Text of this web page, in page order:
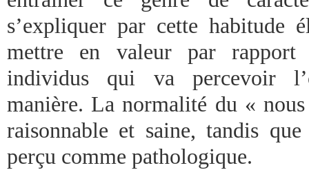
s’expliquer par cette habitude
mettre en valeur par rapport
individus qui va percevoir
manière. La normalité du «
raisonnable et saine, tandis
perçu comme pathologique.